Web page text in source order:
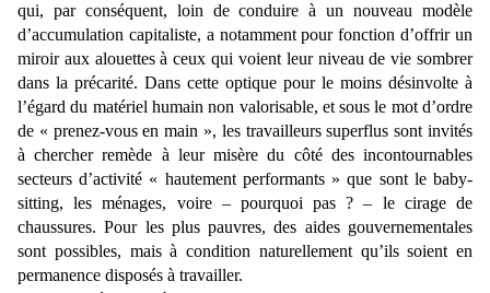
qui, par conséquent, loin de conduire à un nouveau modèle
d’accumulation capitaliste, a notamment pour fonction d’offrir un
miroir aux alouettes à ceux qui voient leur niveau de vie sombrer
dans la précarité. Dans cette optique pour le moins désinvolte à
l’égard du matériel humain non valorisable, et sous le mot d’ordre
de « prenez-vous en main », les travailleurs superflus sont invités
à chercher remède à leur misère du côté des incontournables
secteurs d’activité « hautement performants » que sont le baby-
sitting, les ménages, voire – pourquoi pas ? – le cirage de
chaussures. Pour les plus pauvres, des aides gouvernementales
sont possibles, mais à condition naturellement qu’ils soient en
permanence disposés à travailler.